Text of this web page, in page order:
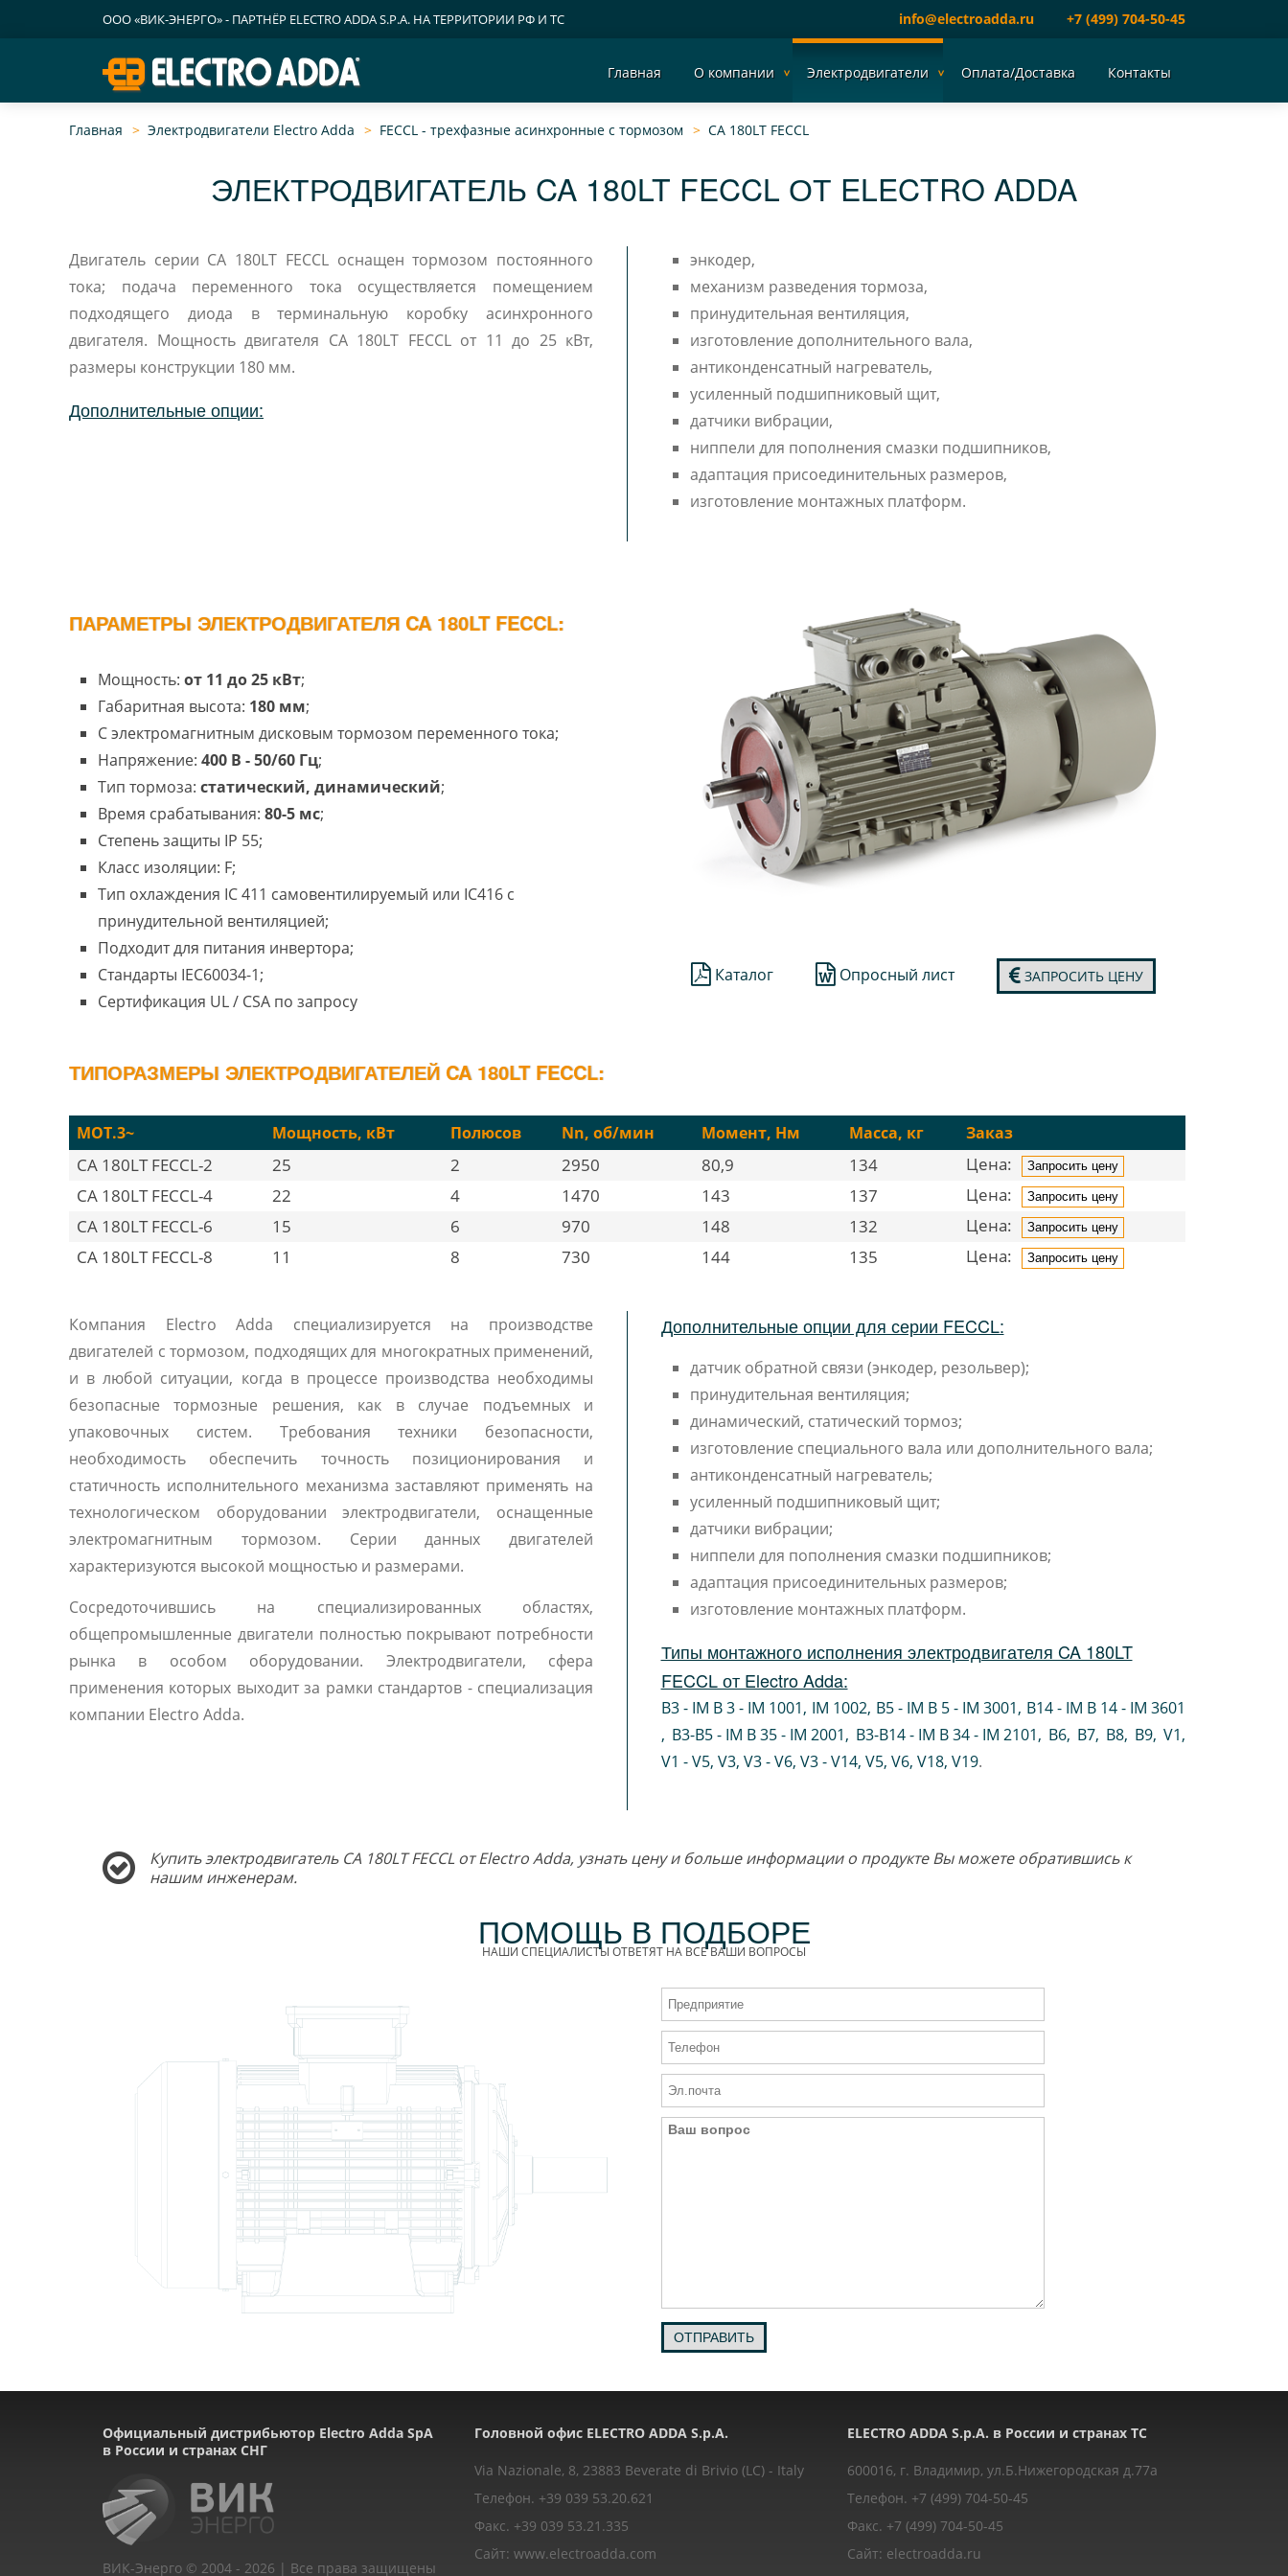
ООО «ВИК-ЭНЕРГО» - ПАРТНЁР ELECTRO ADDA S.P.A. НА ТЕРРИТОРИИ РФ И ТС info@electroadda.ru +7 (499) 704-50-45
Главная О компании Электродвигатели Оплата/Доставка Контакты
Главная Электродвигатели Electro Adda FECCL - трехфазные асинхронные c тормозом CA 180LT FECCL
ЭЛЕКТРОДВИГАТЕЛЬ CA 180LT FECCL ОТ ELECTRO ADDA
Двигатель серии CA 180LT FECCL оснащен тормозом постоянного
тока; подача переменного тока осуществляется помещением
подходящего диода в терминальную коробку асинхронного
двигателя. Мощность двигателя CA 180LT FECCL от 11 до 25 кВт,
размеры конструкции 180 мм.
Дополнительные опции:
энкодер,
механизм разведения тормоза,
принудительная вентиляция,
изготовление дополнительного вала,
антиконденсатный нагреватель,
усиленный подшипниковый щит,
датчики вибрации,
ниппели для пополнения смазки подшипников,
адаптация присоединительных размеров,
изготовление монтажных платформ.
ПАРАМЕТРЫ ЭЛЕКТРОДВИГАТЕЛЯ CA 180LT FECCL:
Мощность: от 11 до 25 кВт;
Габаритная высота: 180 мм;
С электромагнитным дисковым тормозом переменного тока;
Напряжение: 400 В - 50/60 Гц;
Тип тормоза: статический, динамический;
Время срабатывания: 80-5 мс;
Степень защиты IP 55;
Класс изоляции: F;
Тип охлаждения IC 411 самовентилируемый или IC416 с
принудительной вентиляцией;
Подходит для питания инвертора;
Стандарты IEC60034-1;
Сертификация UL / CSA по запросу
Каталог Опросный лист ЗАПРОСИТЬ ЦЕНУ
ТИПОРАЗМЕРЫ ЭЛЕКТРОДВИГАТЕЛЕЙ CA 180LT FECCL:
MOT.3~ Мощность, кВт Полюсов Nn, об/мин Момент, Нм Масса, кг Заказ
CA 180LT FECCL-2 25 2 2950 80,9 134 Цена: Запросить цену
CA 180LT FECCL-4 22 4 1470 143 137 Цена: Запросить цену
CA 180LT FECCL-6 15 6 970 148 132 Цена: Запросить цену
CA 180LT FECCL-8 11 8 730 144 135 Цена: Запросить цену
Компания Electro Adda специализируется на производстве
двигателей с тормозом, подходящих для многократных применений,
и в любой ситуации, когда в процессе производства необходимы
безопасные тормозные решения, как в случае подъемных и
упаковочных систем. Требования техники безопасности,
необходимость обеспечить точность позиционирования и
статичность исполнительного механизма заставляют применять на
технологическом оборудовании электродвигатели, оснащенные
электромагнитным тормозом. Серии данных двигателей
характеризуются высокой мощностью и размерами.
Сосредоточившись на специализированных областях,
общепромышленные двигатели полностью покрывают потребности
рынка в особом оборудовании. Электродвигатели, сфера
применения которых выходит за рамки стандартов - специализация
компании Electro Adda.
Дополнительные опции для серии FECCL:
датчик обратной связи (энкодер, резольвер);
принудительная вентиляция;
динамический, статический тормоз;
изготовление специального вала или дополнительного вала;
антиконденсатный нагреватель;
усиленный подшипниковый щит;
датчики вибрации;
ниппели для пополнения смазки подшипников;
адаптация присоединительных размеров;
изготовление монтажных платформ.
Типы монтажного исполнения электродвигателя CA 180LT
FECCL от Electro Adda:
B3 - IM B 3 - IM 1001, IM 1002, B5 - IM B 5 - IM 3001, B14 - IM B 14 - IM 3601
, B3-B5 - IM B 35 - IM 2001, B3-B14 - IM B 34 - IM 2101, B6, B7, B8, B9, V1
V1 - V5, V3, V3 - V6, V3 - V14, V5, V6, V18, V19.
Купить электродвигатель CA 180LT FECCL от Electro Adda, узнать цену и больше информации о продукте Вы можете обратившись к
нашим инженерам.
ПОМОЩЬ В ПОДБОРЕ
НАШИ СПЕЦИАЛИСТЫ ОТВЕТЯТ НА ВСЕ ВАШИ ВОПРОСЫ
ОТПРАВИТЬ
Официальный дистрибьютор Electro Adda SpA
в России и странах СНГ
ВИК-Энерго © 2004 - 2026 | Все права защищены
Головной офис ELECTRO ADDA S.p.A.
Via Nazionale, 8, 23883 Beverate di Brivio (LC) - Italy
Телефон. +39 039 53.20.621
Факс. +39 039 53.21.335
Сайт: www.electroadda.com
ELECTRO ADDA S.p.A. в России и странах ТС
600016, г. Владимир, ул.Б.Нижегородская д.77a
Телефон. +7 (499) 704-50-45
Факс. +7 (499) 704-50-45
Сайт: electroadda.ru